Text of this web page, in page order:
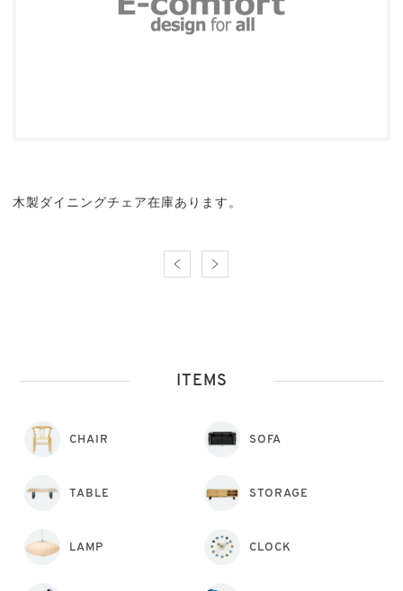
木製ダイニングチェア在庫あります。
ITEMS
CHAIR SOFA
TABLE STORAGE
LAMP CLOCK